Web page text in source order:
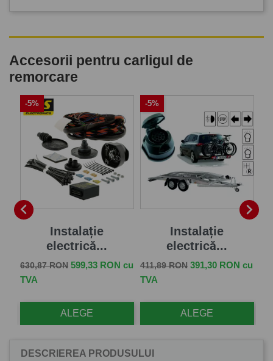
Accesorii pentru carligul de
remorcare

Instalație
electrică...
Pret de baza
630,87 RON Pret
599,33 RON cu
TVA
ALEGE
-5%
Instalație
electrică...
Pret de baza
411,89 RON Pret
391,30 RON cu
TVA
ALEGE
-5%

DESCRIEREA PRODUSULUI